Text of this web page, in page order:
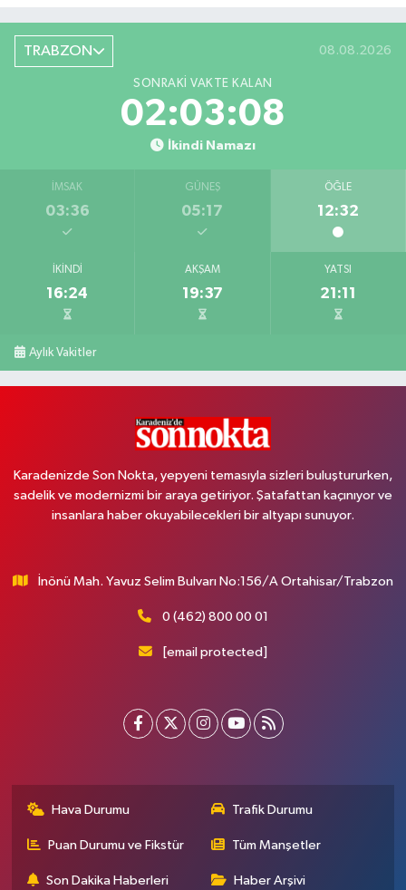
TRABZON 08.08.2026
SONRAKI VAKTE KALAN
02:03:07
İkindi Namazı
İMSAK
03:36
GÜNEŞ
05:17
ÖĞLE
12:32
İKINDI
16:24
AKŞAM
19:37
YATSI
21:11
Aylık Vakitler
Karadenizde Son Nokta, yepyeni temasıyla sizleri buluştururken,
sadelik ve modernizmi bir araya getiriyor. Şatafattan kaçınıyor ve
insanlara haber okuyabilecekleri bir altyapı sunuyor.
İnönü Mah. Yavuz Selim Bulvarı No:156/A Ortahisar/Trabzon
0 (462) 800 00 01
[email protected]
Hava Durumu Trafik Durumu
Puan Durumu ve Fikstür Tüm Manşetler
Son Dakika Haberleri Haber Arşivi